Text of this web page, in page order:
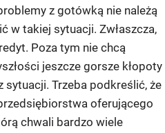
z gotówką nie należą
w takiej sytuacji. Zwłaszcza,
Poza tym nie chcą
jeszcze gorsze kłopoty
Trzeba podkreślić, że
oferującego
chwali bardzo wiele